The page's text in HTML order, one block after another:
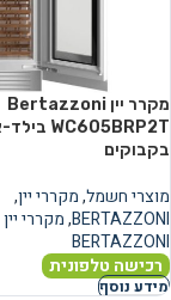
מקרר יין Bertazzoni
בקבוקים
מוצרי חשמל,מקררי יין,
BERTAZZONI
,מקררי יין
BERTAZZONI
רכישה טלפונית
מידע נוסף